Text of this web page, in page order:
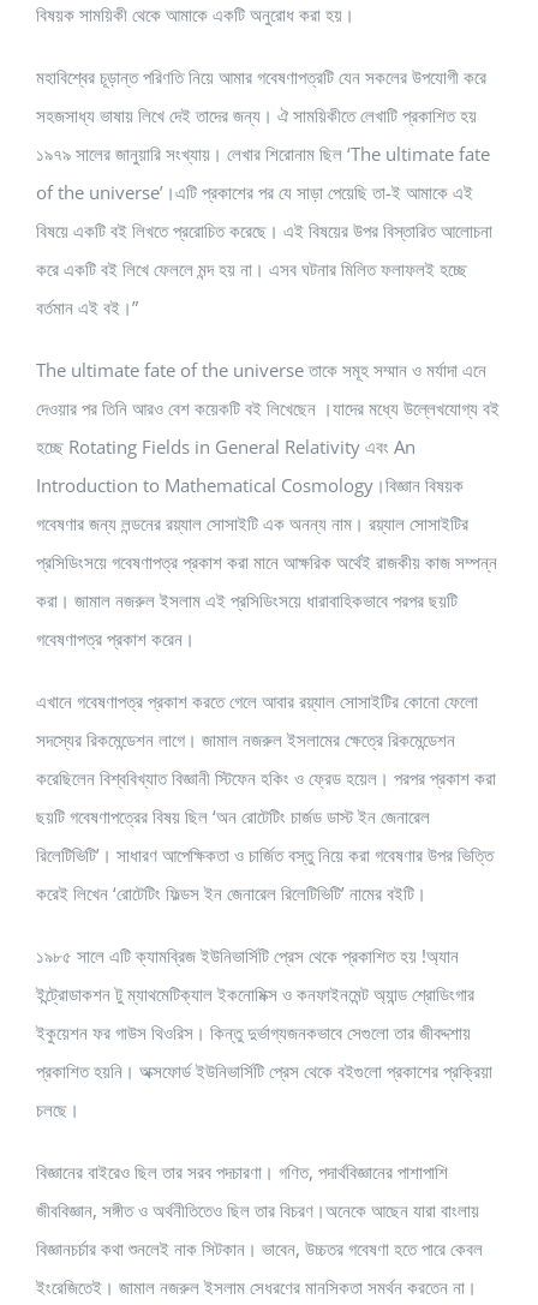
বিষয়ক সাময়িকী থেকে আমাকে একটি অনুরোধ করা হয়।
মহাবিশ্বের চূড়ান্ত পরিণতি নিয়ে আমার গবেষণাপত্রটি যেন সকলের উপযোগী করে
সহজসাধ্য ভাষায় লিখে দেই তাদের জন্য। ঐ সাময়িকীতে লেখাটি প্রকাশিত হয়
১৯৭৯ সালের জানুয়ারি সংখ্যায়। লেখার শিরোনাম ছিল ‘The ultimate fate
of the universe’।এটি প্রকাশের পর যে সাড়া পেয়েছি তা-ই আমাকে এই
বিষয়ে একটি বই লিখতে প্ররোচিত করেছে। এই বিষয়ের উপর বিস্তারিত আলোচনা
করে একটি বই লিখে ফেললে মন্দ হয় না। এসব ঘটনার মিলিত ফলাফলই হচ্ছে
বর্তমান এই বই।”
The ultimate fate of the universe তাকে সমূহ সম্মান ও মর্যাদা এনে
দেওয়ার পর তিনি আরও বেশ কয়েকটি বই লিখেছেন ।যাদের মধ্যে উল্লেখযোগ্য বই
হচ্ছে Rotating Fields in General Relativity এবং An
Introduction to Mathematical Cosmology।বিজ্ঞান বিষয়ক
গবেষণার জন্য লন্ডনের রয়্যাল সোসাইটি এক অনন্য নাম। রয়্যাল সোসাইটির
প্রসিডিংসয়ে গবেষণাপত্র প্রকাশ করা মানে আক্ষরিক অর্থেই রাজকীয় কাজ সম্পন্ন
করা। জামাল নজরুল ইসলাম এই প্রসিডিংসয়ে ধারাবাহিকভাবে পরপর ছয়টি
গবেষণাপত্র প্রকাশ করেন।
এখানে গবেষণাপত্র প্রকাশ করতে গেলে আবার রয়্যাল সোসাইটির কোনো ফেলো
সদস্যের রিকমেন্ডেশন লাগে। জামাল নজরুল ইসলামের ক্ষেত্রে রিকমেন্ডেশন
করেছিলেন বিশ্ববিখ্যাত বিজ্ঞানী স্টিফেন হকিং ও ফ্রেড হয়েল। পরপর প্রকাশ করা
ছয়টি গবেষণাপত্রের বিষয় ছিল ‘অন রোটেটিং চার্জড ডাস্ট ইন জেনারেল
রিলেটিভিটি’। সাধারণ আপেক্ষিকতা ও চার্জিত বস্তু নিয়ে করা গবেষণার উপর ভিত্তি
করেই লিখেন ‘রোটেটিং ফিল্ডস ইন জেনারেল রিলেটিভিটি’ নামের বইটি।
১৯৮৫ সালে এটি ক্যামব্রিজ ইউনিভার্সিটি প্রেস থেকে প্রকাশিত হয় !অ্যান
ইন্ট্রোডাকশন টু ম্যাথমেটিক্যাল ইকনোমিক্স ও কনফাইনমেন্ট অ্যান্ড শ্রোডিংগার
ইকুয়েশন ফর গাউস থিওরিস। কিন্তু দুর্ভাগ্যজনকভাবে সেগুলো তার জীবদ্দশায়
প্রকাশিত হয়নি। অক্সফোর্ড ইউনিভার্সিটি প্রেস থেকে বইগুলো প্রকাশের প্রক্রিয়া
চলছে।
বিজ্ঞানের বাইরেও ছিল তার সরব পদচারণা। গণিত, পদার্থবিজ্ঞানের পাশাপাশি
জীববিজ্ঞান, সঙ্গীত ও অর্থনীতিতেও ছিল তার বিচরণ।অনেকে আছেন যারা বাংলায়
বিজ্ঞানচর্চার কথা শুনলেই নাক সিটকান। ভাবেন, উচ্চতর গবেষণা হতে পারে কেবল
ইংরেজিতেই। জামাল নজরুল ইসলাম সেধরণের মানসিকতা সমর্থন করতেন না।